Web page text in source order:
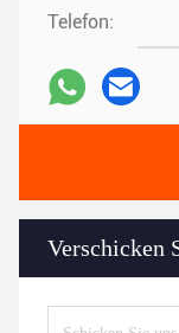
Telefon:
Verschicken